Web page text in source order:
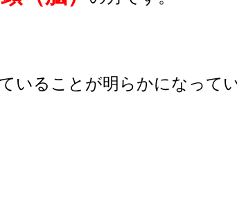
いることが明らかになってい